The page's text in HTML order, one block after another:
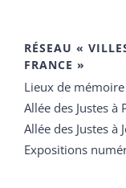
RÉSEAU «
FRANCE »
Lieux de mémoire
Allée des Justes à
Allée des Justes à
Expositions